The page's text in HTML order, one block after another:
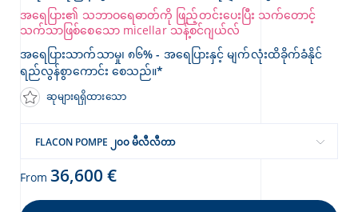
အရေပြား၏ သဘာဝရေဓာတ်ကို ဖြည့်တင်းပေးပြီး သက်တောင့်
သက်သာဖြစ်စေသော micellar သန့်စင်ဂျယ်လ်
အရေပြားသာက်သာမှု၊ ၈၆% - အရေပြားနှင့် မျက်လုံးထိခိုက်ခံနိုင်
ရည်လွန်စွာကောင်း စေသည်။*
ဆုများရရှိထားသော
FLACON POMPE ၂၀၀ မီလီလီတာ
From 36,600 €